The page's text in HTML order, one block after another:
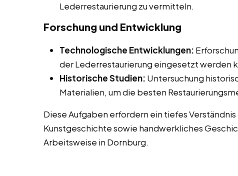
Lederrestaurierung zu vermitteln.
Forschung und Entwicklung
Technologische Entwicklungen:
der Lederrestaurierung eingesetzt werden
Historische Studien: Untersuchung
Materialien, um die besten
Diese Aufgaben erfordern ein tiefes
Kunstgeschichte sowie handwerkliches
Arbeitsweise in Dornburg.